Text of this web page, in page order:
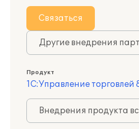
Связаться
Другие внедрения
Продукт
1С:Управление торговлей
Внедрения продукта